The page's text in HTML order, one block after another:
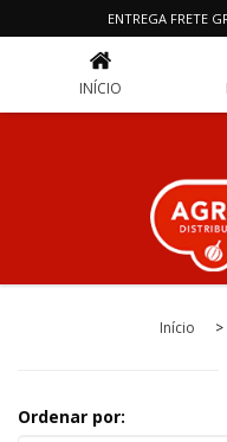
ENTREGA FRETE
FRUTAS
INÍCIO
Início >
Ordenar por: